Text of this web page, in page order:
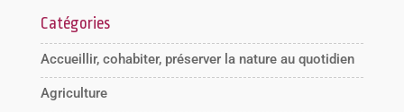
Catégories
Accueillir, cohabiter, préserver la nature au quotidien
Agriculture